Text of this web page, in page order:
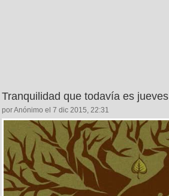
Tranquilidad que todavía es jueves
por Anónimo el 7 dic 2015, 22:31